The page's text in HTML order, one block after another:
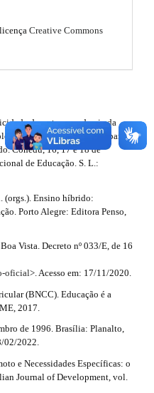
Creative Commons
durante a pandemia da
na educação infantil para o
Conedu, 16, 17 e 18 de
de Educação. S. L.:
(orgs.). Ensino híbrido:
Porto Alegre: Editora Penso,
Vista. Decreto nº 033/E, de 16
oficial>. Acesso em: 17/11/2020.
(BNCC). Educação é a
2017.
de 1996. Brasília: Planalto,
02/2022.
e Necessidades Específicas: o
Journal of Development, vol.